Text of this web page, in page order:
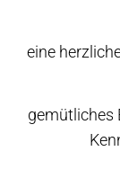
eine
gemütliches